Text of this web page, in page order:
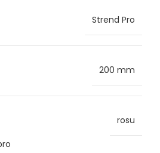
Strend Pro
200 mm
rosu